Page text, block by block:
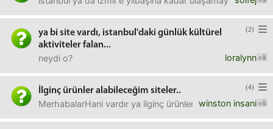
(2)
ya bi site vardı, istanbul'daki günlük kültürel
aktiviteler falan...
loralynn
neydi o?
(4)
İlginç ürünler alabileceğim siteler..
winston insani
MerhabalarHani vardır ya ilginç ürünler satan siteler var..